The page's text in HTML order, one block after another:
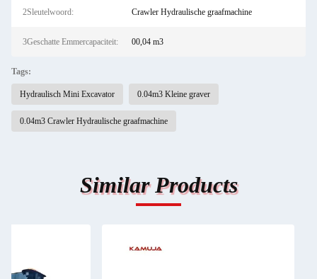
2Sleutelwoord: Crawler Hydraulische graafmachine
3Geschatte Emmercapaciteit: 00,04 m3
Tags:
Hydraulisch Mini Excavator 0.04m3 Kleine graver
0.04m3 Crawler Hydraulische graafmachine
Similar Products